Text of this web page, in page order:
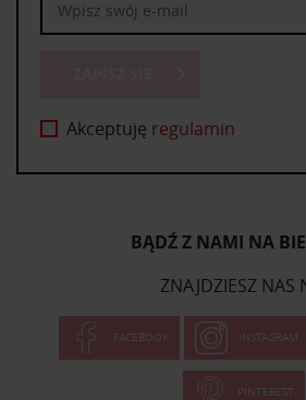
Akceptuję regulamin
BĄDŹ Z NAMI NA
ZNAJDZIESZ NAS
FACEBOOK INSTAGRAM
PINTEREST